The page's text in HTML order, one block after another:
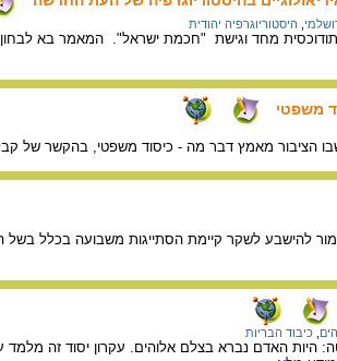
היסטוריוגרפיה יהודית
מחד וגישת "חכמת ישראל". המאמר בא לבחון
משפטי
הציבור מאמץ דבר מה - כיסוד משפטי, בהקשר של
להישבע לשקר קיימת הסתייגות משבועה בכלל בשל
כיבוד הבריות
האדם נברא בצלם אלוהים. עקרון יסוד זה מלמד על